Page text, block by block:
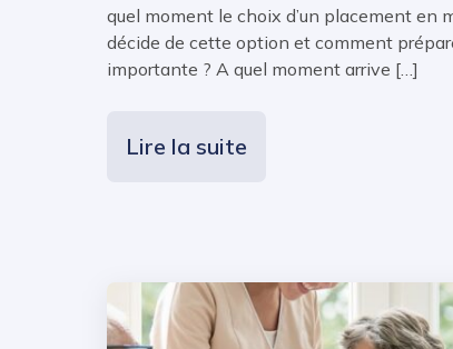
quel moment le choix d’un placement en
décide de cette option et comment
importante ? A quel moment arrive […]
Lire la suite